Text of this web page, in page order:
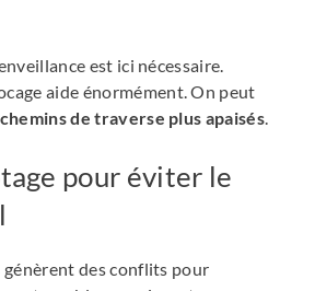
est ici nécessaire.
aide énormément. On peut
de traverse plus apaisés.
pour éviter le
des conflits pour